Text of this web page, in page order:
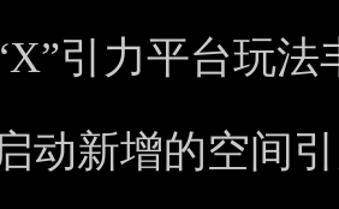
引力平台玩
动新增的空间